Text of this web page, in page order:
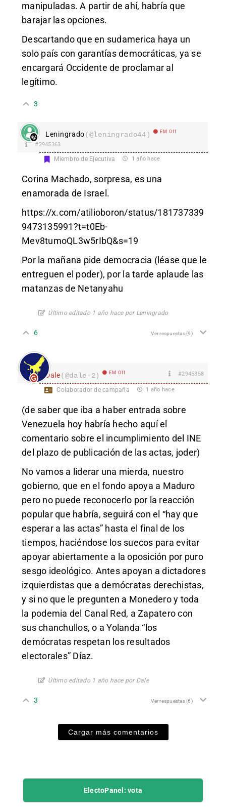
manipuladas. A partir de ahí, habría que
barajar las opciones.
Descartando que en sudamerica haya un
solo país con garantías democráticas, ya se
encargará Occidente de proclamar al
legítimo.
3
Leningrado(@leningrado44) EM Off
#2945363
Miembro de Ejecutiva 1 año hace
Corina Machado, sorpresa, es una
enamorada de Israel.
https://x.com/atilioboron/status/181737339
9473135991?t=t0Eb-
Mev8tumoQL3w5rIbQ&s=19
Por la mañana pide democracia (léase que le
entreguen el poder), por la tarde aplaude las
matanzas de Netanyahu
Último editado 1 año hace por Leningrado
6 Ver respuestas(9)
Dale(@dale-2) EM Off #2945358
Colaborador de campaña 1 año hace
(de saber que iba a haber entrada sobre
Venezuela hoy habría hecho aquí el
comentario sobre el incumplimiento del INE
del plazo de publicación de las actas, joder)
No vamos a liderar una mierda, nuestro
gobierno, que en el fondo apoya a Maduro
pero no puede reconocerlo por la reacción
popular que habría, seguirá con el “hay que
esperar a las actas” hasta el final de los
tiempos, haciéndose los suecos para evitar
apoyar abiertamente a la oposición por puro
sesgo ideológico. Antes apoyan a dictadores
izquierdistas que a demócratas derechistas,
y si no que le pregunten a Monedero y toda
la podemia del Canal Red, a Zapatero con
sus chanchullos, o a Yolanda “los
demócratas respetan los resultados
electorales” Díaz.
Último editado 1 año hace por Dale
3 Ver respuestas(6)
Cargar más comentarios
ElectoPanel: vota